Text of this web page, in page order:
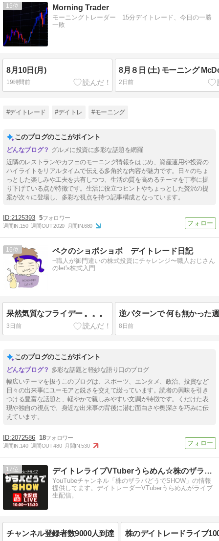
15 Morning Trader
モーニングトレーダー 15分デイトレード、今日の一勝
一敗
8月10日(月)
19時間前
8月８日 (土) モーニング
2日前
#デイトレード #デイトレ #モーニング
このブログのここがポイント
グルメに投資に多彩な話題を網羅
近隣のレストランやカフェのモーニング情報をはじめ、資産運用や投資の
ハイライトをリアルタイムで伝える多角的な内容が魅力です。日々のちょ
っとした楽しみや工夫を共有しつつ、生活の質を高めるテーマを丁寧に掘
り下げている点が特徴です。生活に役立つヒントやちょっとした贅沢の提
案が次々に登場し、多彩な視点を持つ記事構成となっています。
2125393 5
週間IN:150 週間OUT:2020 月間IN:680
16 ペクのショボショボ デイトレード日記
~職人が御門違いの株式投資にチャレンジ〜職人おじさん
のlet's株式入門
呆然気質なフライデー 。。。
3日前 8日前
このブログのここがポイント
多彩な話題と軽妙な語り口のブログ
幅広いテーマを扱うこのブログは、スポーツ、エンタメ、政治、投資など
日々の出来事にユーモアと鋭さを交えて綴っています。読者の興味を引き
つける豊富な話題と、軽やかで親しみやすい文調が特徴です。くだけた表
現や独自の視点で、身近な出来事の背後に潜む面白さや奥深さを巧みに伝
えています。
2072586 18
週間IN:140 週間OUT:480 月間IN:530
17 デイトレライブVTuberうらめん☆株のザラバどうでSHOW
YouTubeチャンネル「株のザラバどうでSHOW」の情報
提供してます。デイトレーダーVTuberうらめんがライブ
生配信。
チャンネル登録者数9000人到達